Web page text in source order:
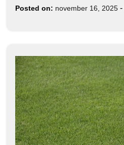
Posted on: november 16, 2025 -